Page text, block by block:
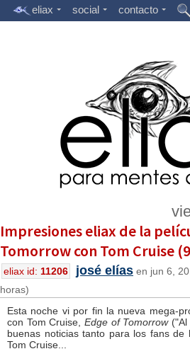
eliax social contacto
Impresiones eliax de la
Tomorrow con Tom Cruise
eliax id: 11206 josé elías en jun 6,
horas)
Esta noche vi por fin la nueva mega-
con Tom Cruise, Edge of Tomorrow("Al
buenas noticias tanto para los fans de
Tom Cruise...